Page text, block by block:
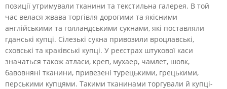
позиції утримували тканини та текстильна галерея. В той
час велася жвава торгівля дорогими та якісними
англійськими та голландськими сукнами, які поставляли
гданські купці. Сілезькі сукна привозили вроцлавські,
сховські та краківські купці. У реєстрах штукової каси
значаться також атласи, креп, мухаер, чамлет, шовк,
бавовняні тканини, привезені турецькими, грецькими,
перськими купцями. Такими тканинами торгували й купці-